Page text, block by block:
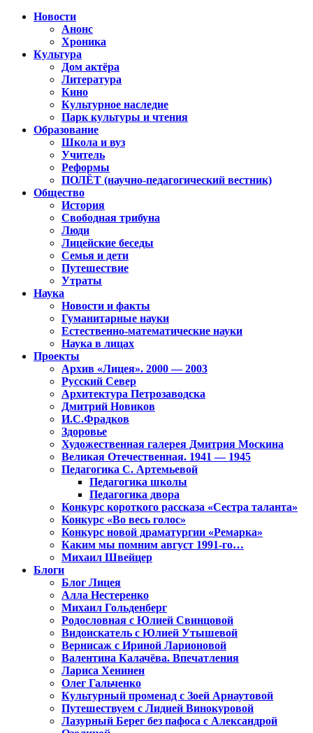
Новости
Анонс
Хроника
Культура
Дом актёра
Литература
Кино
Культурное наследие
Парк культуры и чтения
Образование
Школа и вуз
Учитель
Реформы
ПОЛЁТ (научно-педагогический вестник)
Общество
История
Свободная трибуна
Люди
Лицейские беседы
Семья и дети
Путешествие
Утраты
Наука
Новости и факты
Гуманитарные науки
Естественно-математические науки
Наука в лицах
Проекты
Архив «Лицея». 2000 — 2003
Русский Север
Архитектура Петрозаводска
Дмитрий Новиков
И.С.Фрадков
Здоровье
Художественная галерея Дмитрия Москина
Великая Отечественная. 1941 — 1945
Педагогика С. Артемьевой
Педагогика школы
Педагогика двора
Конкурс короткого рассказа «Сестра таланта»
Конкурс «Во весь голос»
Конкурс новой драматургии «Ремарка»
Каким мы помним август 1991-го…
Михаил Швейцер
Блоги
Блог Лицея
Алла Нестеренко
Михаил Гольденберг
Родословная с Юлией Свинцовой
Видоискатель с Юлией Утышевой
Вернисаж с Ириной Ларионовой
Валентина Калачёва. Впечатления
Лариса Хенинен
Олег Гальченко
Культурный променад с Зоей Арнаутовой
Путешествуем с Лидией Винокуровой
Лазурный Берег без пафоса с Александрой